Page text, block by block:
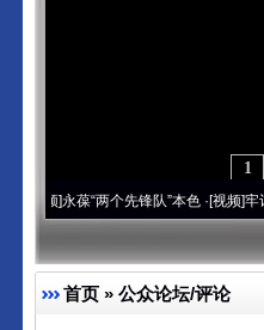
1
永葆“两个先锋队”本色·[视频]牢记初心使
首页 » 公众论坛/评论